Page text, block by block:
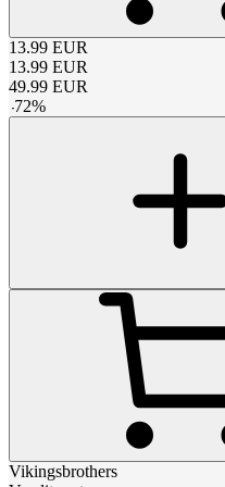
13.99 EUR
13.99 EUR
49.99 EUR
-72%
Vikingsbrothers